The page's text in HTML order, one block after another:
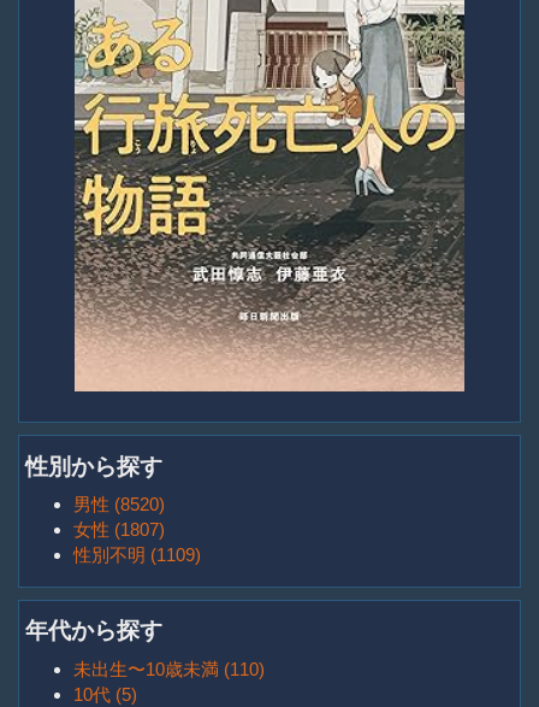
性別から探す
男性 (8520)
女性 (1807)
性別不明 (1109)
年代から探す
未出生〜10歳未満 (110)
10代 (5)